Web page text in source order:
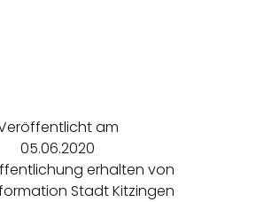
am
05.06.2020
erhalten von
Stadt Kitzingen